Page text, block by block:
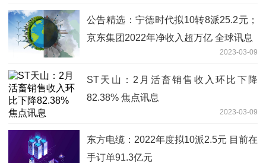
公告精选：宁德时代拟10转8派25.2元；
京东集团2022年净收入超万亿 全球讯息
2023-03-09
ST天山：2月活畜销售收入环比下降
82.38% 焦点讯息
2023-03-09
东方电缆：2022年度拟10派2.5元 目前在
手订单91.3亿元